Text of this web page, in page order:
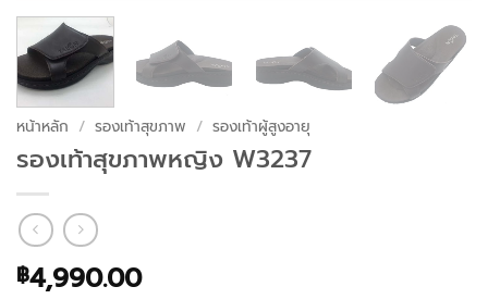
หน้าหลัก / รองเท้าสุขภาพ / รองเท้าผู้สูงอายุ
รองเท้าสุขภาพหญิง W3237
฿4,990.00